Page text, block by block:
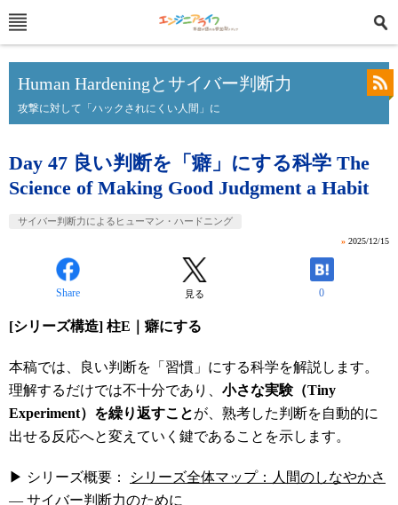
Human Hardeningとサイバー判断力
攻撃に対して「ハックされにくい人間」に
Day 47 良い判断を「癖」にする科学 The
Science of Making Good Judgment a Habit
サイバー判断力によるヒューマン・ハードニング
» 2025/12/15
Share 見る 0
[シリーズ構造] 柱E｜癖にする
本稿では、良い判断を「習慣」にする科学を解説します。
理解するだけでは不十分であり、 小さな実験（Tiny
Experiment）を繰り返すことが、熟考した判断を自動的に
出せる反応へと変えていく鍵であることを示します。
▶ シリーズ概要：
シリーズ全体マップ：人間のしなやかさ
― サイバー判断力のために